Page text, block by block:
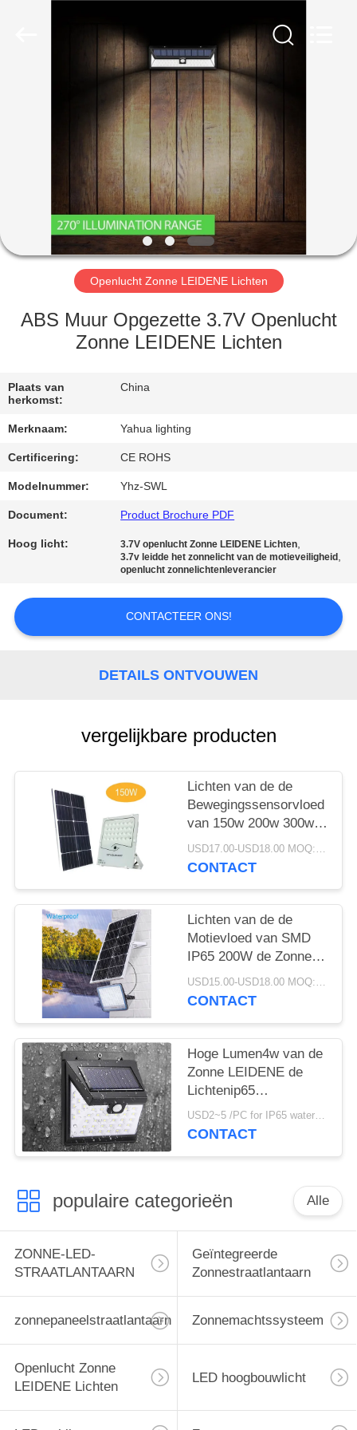
PRODUCTEN
ONGEVEER
FABRIEKSREIS
KWALITEITSCONTROLE
ONS
VERZOEK
OM
EEN
CITAAT
PRIVACY
POLICY
Openlucht Zonne LEIDENE Lichten
ABS Muur Opgezette 3.7V Openlucht
Zonne LEIDENE Lichten
Plaats van
herkomst:
China
Merknaam: Yahua lighting
Certificering: CE ROHS
Modelnummer: Yhz-SWL
Document: Product Brochure PDF
Hoog licht: 3.7V openlucht Zonne LEIDENE Lichten,
3.7v leidde het zonnelicht van de motieveiligheid ,
openlucht zonnelichtenleverancier
CONTACTEER ONS!
DETAILS ONTVOUWEN
vergelijkbare producten
Lichten van de de
Bewegingssensorvloed
van 150w 200w 300w
SMD de Openlucht
Zonne
USD17.00-USD18.00 MOQ:1pc
CONTACT
Lichten van de de
Motievloed van SMD
IP65 200W de Zonne
Aangedreven
Openlucht
USD15.00-USD18.00 MOQ:5pcs
CONTACT
Hoge Lumen4w van de
Zonne LEIDENE de
Lichtenip65
Waterdichte Muur
Tuinweg Openlucht
USD2~5 /PC for IP65 waterproof wall outdoor solar LED garden path lights MOQ:100Pcs voor van de waterdichte de muur openlucht zonne LEIDENE van IP65 de lichten tuinweg
CONTACT
populaire categorieën Alle
ZONNE-LED-
STRAATLANTAARN
Geïntegreerde
Zonnestraatlantaarn
zonnepaneelstraatlantaarn Zonnemachtssysteem
Openlucht Zonne
LEIDENE Lichten
LED hoogbouwlicht